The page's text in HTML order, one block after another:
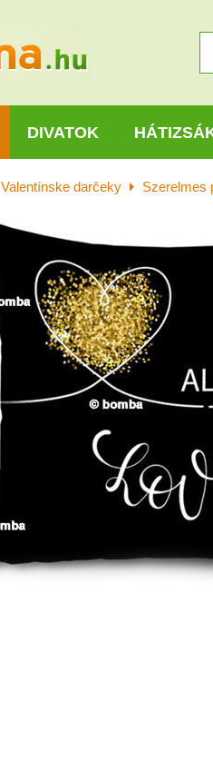
DIVATOK
Valentínske darčeky Szerelmes